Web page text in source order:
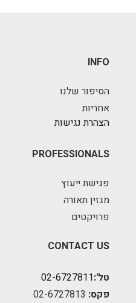
INFO
הסיפור שלנו
אחריות
הצהרת נגישות
PROFESSIONALS
פגישת ייעוץ
מגזין תאורה
פרויקטים
CONTACT US
טל':02-6727811
פקס: